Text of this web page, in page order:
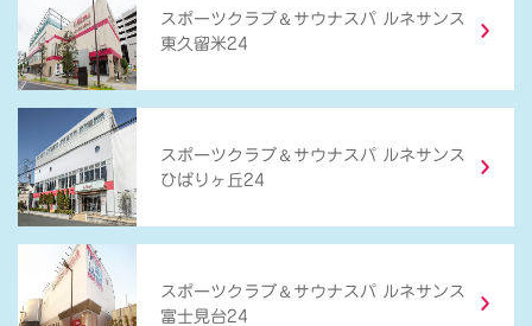
スポーツクラブ ＆ サウナスパ ルネサンス
東久留米24
スポーツクラブ ＆ サウナスパ ルネサンス
ひばりヶ丘24
スポーツクラブ ＆ サウナスパ ルネサンス
富士見台24